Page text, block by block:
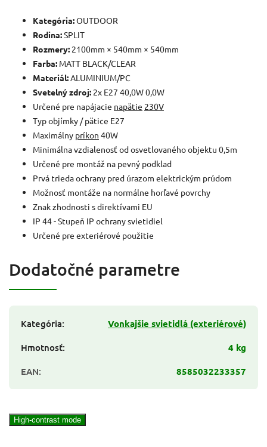
Kategória:OUTDOOR
Rodina:SPLIT
Rozmery: 2100mm × 540mm × 540mm
Farba: MATT BLACK/CLEAR
Materiál: ALUMINIUM/PC
Svetelný zdroj: 2x E27 40,0W 0,0W
Určené pre napájacie napätie 230V
Typ objímky / pätice E27
Maximálny príkon 40W
Minimálna vzdialenosť od osvetlovaného objektu 0,5m
Určené pre montáž na pevný podklad
Prvá trieda ochrany pred úrazom elektrickým prúdom
Možnosť montáže na normálne horľavé povrchy
Znak zhodnosti s direktívami EU
IP 44 - Stupeň IP ochrany svietidiel
Určené pre exteriérové použitie
Dodatočné parametre
Kategória:
Vonkajšie svietidlá (exteriérové)
Hmotnosť:
4 kg
EAN: 8585032233357
High-contrast mode